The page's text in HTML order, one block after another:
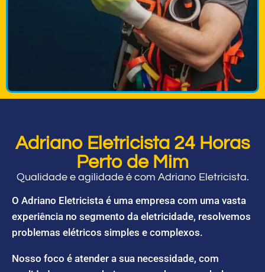
Adriano Eletricista 24 Horas
Perto de Mim
Qualidade e agilidade é com Adriano Eletricista.
O Adriano Eletricista é uma empresa com uma vasta
experiência no segmento da eletricidade, resolvemos
problemas elétricos simples e complexos.
Nosso foco é atender a sua necessidade, com